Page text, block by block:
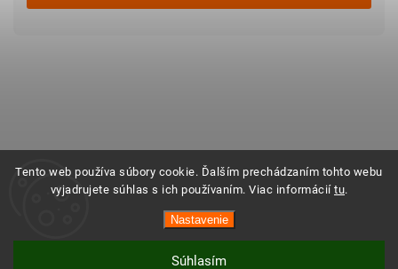
Tento web používa súbory cookie. Ďalším prechádzaním tohto webu
vyjadrujete súhlas s ich používaním. Viac informácií tu.
Nastavenie
Súhlasím